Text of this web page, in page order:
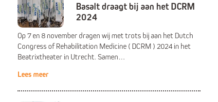
Basalt draagt bij aan het DCRM
2024
Op 7 en 8 november dragen wij met trots bij aan het Dutch
Congress of Rehabilitation Medicine ( DCRM ) 2024 in het
Beatrixtheater in Utrecht. Samen…
Lees meer